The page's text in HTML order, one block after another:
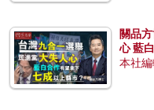
關品
心 藍
本社